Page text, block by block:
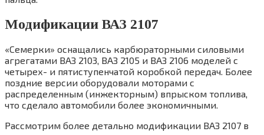
Модификации ВАЗ 2107
«Семерки» оснащались карбюраторными силовыми
агрегатами ВАЗ 2103, ВАЗ 2105 и ВАЗ 2106 моделей с
четырех- и пятиступенчатой коробкой передач. Более
поздние версии оборудовали моторами с
распределенным (инжекторным) впрыском топлива,
что сделало автомобили более экономичными.
Рассмотрим более детально модификации ВАЗ 2107 в